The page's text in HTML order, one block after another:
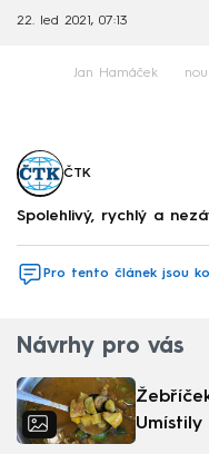
22. led 2021, 07:13
Jan Hamáček
ČTK
Spolehlivý, rychlý a
Pro tento článek jsou
Návrhy pro vás